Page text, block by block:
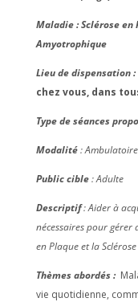
Maladie : Sclérose en
Amyotrophique
Lieu de dispensation :
chez vous, dans
Type de séances
Modalité: Ambulatoire
Public cible: Adulte
Descriptif: Aider à
nécessaires pour gérer
en Plaque et la
Thèmes abordés :
vie quotidienne,